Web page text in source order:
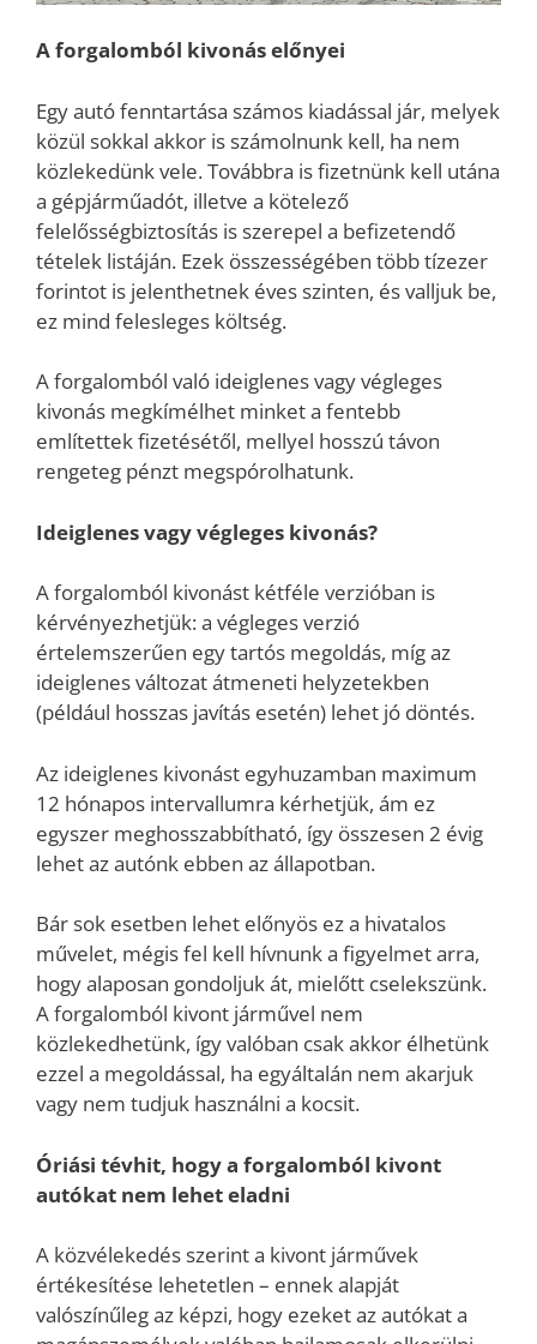
A forgalomból kivonás előnyei
Egy autó fenntartása számos kiadással jár, melyek
közül sokkal akkor is számolnunk kell, ha nem
közlekedünk vele. Továbbra is fizetnünk kell utána
a gépjárműadót, illetve a kötelező
felelősségbiztosítás is szerepel a befizetendő
tételek listáján. Ezek összességében több tízezer
forintot is jelenthetnek éves szinten, és valljuk be,
ez mind felesleges költség.
A forgalomból való ideiglenes vagy végleges
kivonás megkímélhet minket a fentebb
említettek fizetésétől, mellyel hosszú távon
rengeteg pénzt megspórolhatunk.
Ideiglenes vagy végleges kivonás?
A forgalomból kivonást kétféle verzióban is
kérvényezhetjük: a végleges verzió
értelemszerűen egy tartós megoldás, míg az
ideiglenes változat átmeneti helyzetekben
(például hosszas javítás esetén) lehet jó döntés.
Az ideiglenes kivonást egyhuzamban maximum
12 hónapos intervallumra kérhetjük, ám ez
egyszer meghosszabbítható, így összesen 2 évig
lehet az autónk ebben az állapotban.
Bár sok esetben lehet előnyös ez a hivatalos
művelet, mégis fel kell hívnunk a figyelmet arra,
hogy alaposan gondoljuk át, mielőtt cselekszünk.
A forgalomból kivont járművel nem
közlekedhetünk, így valóban csak akkor élhetünk
ezzel a megoldással, ha egyáltalán nem akarjuk
vagy nem tudjuk használni a kocsit.
Óriási tévhit, hogy a forgalomból kivont
autókat nem lehet eladni
A közvélekedés szerint a kivont járművek
értékesítése lehetetlen – ennek alapját
valószínűleg az képzi, hogy ezeket az autókat a